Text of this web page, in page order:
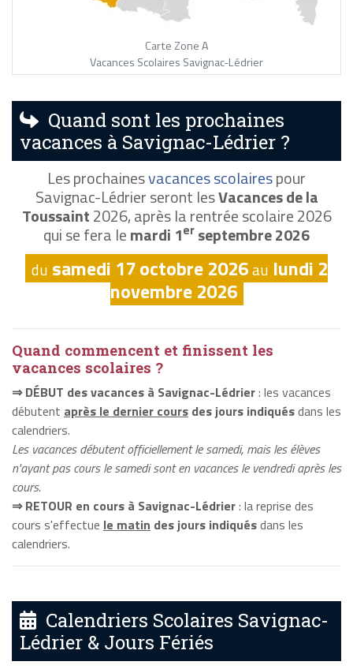
Carte Zone A
Vacances Scolaires Savignac-Lédrier
Quand sont les prochaines
vacances à Savignac-Lédrier ?
Les prochainesvacances scolairespour
Savignac-Lédrier seront lesVacances de la
Toussaint2026, après la rentrée scolaire 2026
qui se fera lemardi 1er septembre 2026
du samedi 17 octobre 2026au lundi 2
novembre 2026
Quand commencent et finissent les
vacances scolaires ?
⇒ DÉBUT des vacances à Savignac-Lédrier: les vacances
débutent après le dernier cours des jours indiquésdans les
calendriers.
Les vacances débutent officiellement le samedi, mais les élèves
n'ayant pas cours le samedi sont en vacances le vendredi après les
cours.
⇒ RETOUR en cours à Savignac-Lédrier: la reprise des
cours s'effectue le matin des jours indiquésdans les
calendriers.
Calendriers Scolaires Savignac-
Lédrier & Jours Fériés